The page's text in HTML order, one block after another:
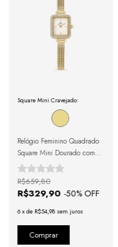
Square Mini Cravejado:
Relógio Feminino Quadrado
Square Mini Dourado com
Cristais Cravejados
R$329,90 -50% OFF
R$659,80
6 xde R$54,98 sem juros